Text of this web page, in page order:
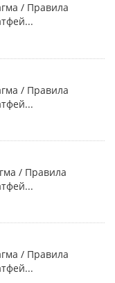
/ Правила
/ Правила
/ Правила
/ Правила